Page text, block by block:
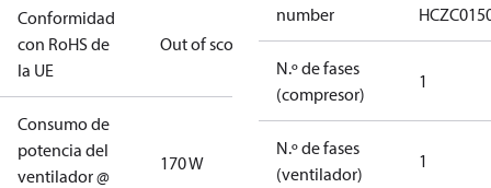
Conformidad
con RoHS de
la UE
Out of scope
Consumo de
potencia del
ventilador @
170 W
number
N.º de fases
(compresor)
1
N.º de fases
(ventilador)
1